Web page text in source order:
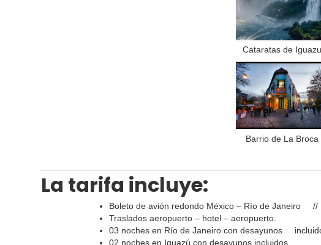
Cataratas de Iguazu
Barrio de La Broca
La tarifa incluye:
Boleto de avión redondo México – Río de Janeiro //
Traslados aeropuerto – hotel – aeropuerto.
03 noches en Río de Janeiro con desayunos
02 noches en Iguazú con desayunos incluidos.